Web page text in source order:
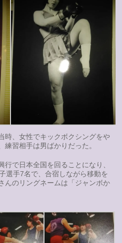
時、女性でキックボクシングをや
練習相手は男ばかりだった。
で日本全国を回ることになり、
選手7名で、合宿しながら移動を
んのリングネームは「ジャンボか